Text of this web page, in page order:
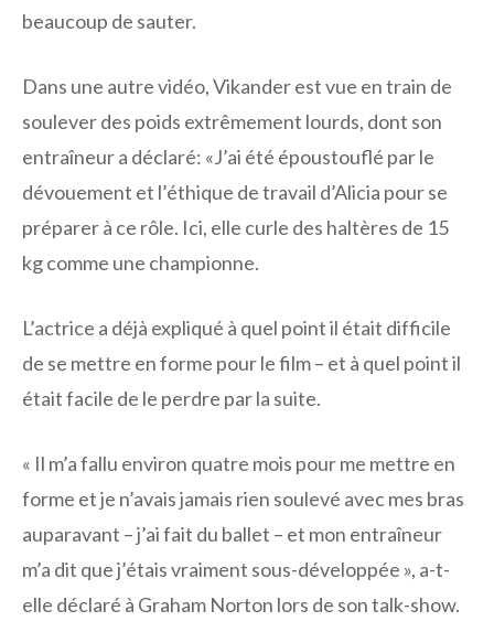
beaucoup de sauter.
Dans une autre vidéo, Vikander est vue en train de
soulever des poids extrêmement lourds, dont son
entraîneur a déclaré: «J’ai été époustouflé par le
dévouement et l’éthique de travail d’Alicia pour se
préparer à ce rôle. Ici, elle curle des haltères de 15
kg comme une championne.
L’actrice a déjà expliqué à quel point il était difficile
de se mettre en forme pour le film – et à quel point il
était facile de le perdre par la suite.
« Il m’a fallu environ quatre mois pour me mettre en
forme et je n’avais jamais rien soulevé avec mes bras
auparavant – j’ai fait du ballet – et mon entraîneur
m’a dit que j’étais vraiment sous-développée », a-t-
elle déclaré à Graham Norton lors de son talk-show.